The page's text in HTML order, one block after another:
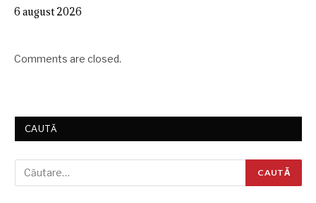
6 august 2026
Comments are closed.
CAUTĂ